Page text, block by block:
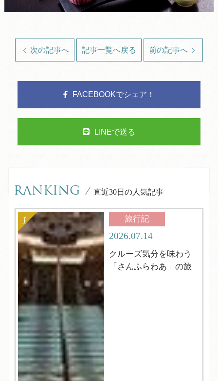
次の記事へ 記事一覧へ戻る 前の記事へ
FACEBOOKでシェア！
LINEで送る
RANKING / 直近30日の人気記事
旅行記
2026.07.14
クルーズ気分を味わう
「さんふらわあ」の旅